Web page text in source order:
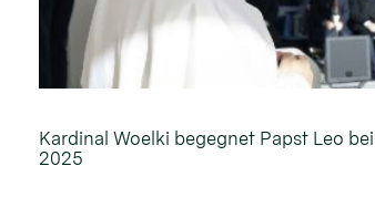
Kardinal Woelki begegnet Papst Leo
2025